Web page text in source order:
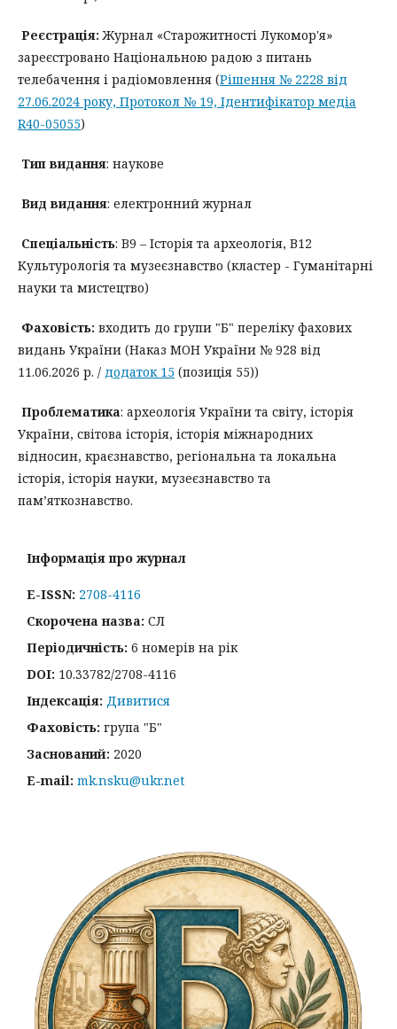
Реєстрація:Журнал «Старожитності Лукомор'я»
зареєстровано Національною радою з питань
телебачення і радіомовлення (Рішення № 2228 від
27.06.2024 року, Протокол № 19, Ідентифікатор медіа
R40-05055)
Тип видання: наукове
Вид видання: електронний журнал
Спеціальність: B9 – Історія та археологія, В12
Культурологія та музеєзнавство (кластер - Гуманітарні
науки та мистецтво)
Фаховість: входить до групи "Б" переліку фахових
видань України (Наказ МОН України № 928 від
11.06.2026 р. / додаток 15 (позиція 55))
Проблематика: археологія України та світу, історія
України, світова історія, історія міжнародних
відносин, краєзнавство, регіональна та локальна
історія, історія науки, музеєзнавство та
пам’яткознавство.
Інформація про журнал
E-ISSN: 2708-4116
Скорочена назва: СЛ
Періодичність: 6 номерів на рік
DOI: 10.33782/2708-4116
Індексація: Дивитися
Фаховість: група "Б"
Заснований: 2020
E-mail: mk.nsku@ukr.net